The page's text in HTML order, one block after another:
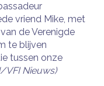
vriend Mike, met
de Verenigde
te blijven
tussen onze
VFI Nieuws)